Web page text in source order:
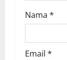
Nama *
Email *